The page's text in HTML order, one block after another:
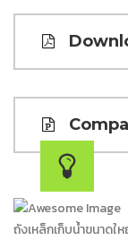
ถังเหล็กเก็บน้ำขนาดใ